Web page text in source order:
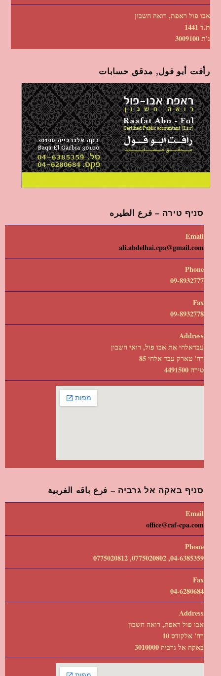
אבו פול ראפת, רואה חשבון
ת.ד 1441
ג'ת 3009100
رأفت أبو فول, مدقق حسابات
סניף טירה – فرع الطيره
Email
ali.abdelhai.cpa@gmail.com
Phone
09-8932777
Fax
09-8932778
Address
עבדאלחי את אבו פול, רואי חשבון
רח' טארק עבד אלחי 85
טירה 4491500
סניף באקה אל גרביה – فرع باقه الغربية
Email
office@raf-cpa.com
Phone
04-6385359, 0775020802, 0775020812
Fax
04-6280684
Address
אבו פול ראפת, רואה חשבון
רח' אלקודס 10
באקה אל גרביה 3010000